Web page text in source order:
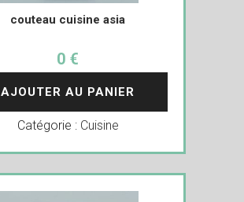
couteau cuisine asia
0 €
AJOUTER AU PANIER
Catégorie : Cuisine